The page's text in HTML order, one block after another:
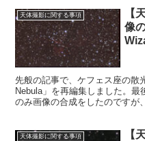
天体撮影に関する事項
【
像
先般の記事で、ケフェス座の散
Nebula」を再編集しました。
のみ画像の合成をしたのですが
天体撮影に関する事項
【